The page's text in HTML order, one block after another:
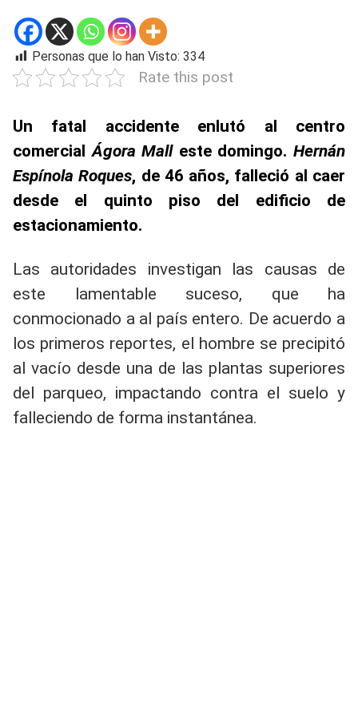
Personas que lo han Visto: 334
Rate this post
Un fatal accidente enlutó al centro
comercialÁgora Malleste domingo.Hernán
Espínola Roques, de 46 años, falleció al caer
desde el quinto piso del edificio de
estacionamiento.
Las autoridades investigan las causas de
este lamentable suceso, que ha
conmocionado a al país entero. De acuerdo a
los primeros reportes, el hombre se precipitó
al vacío desde una de las plantas superiores
del parqueo, impactando contra el suelo y
falleciendo de forma instantánea.